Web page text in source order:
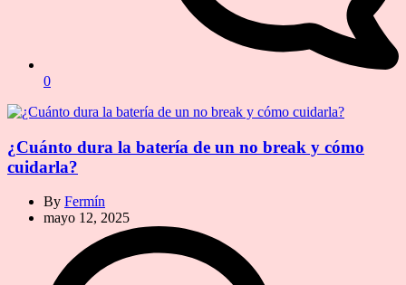
0
¿Cuánto dura la batería de un no break y cómo
cuidarla?
By Fermín
mayo 12, 2025